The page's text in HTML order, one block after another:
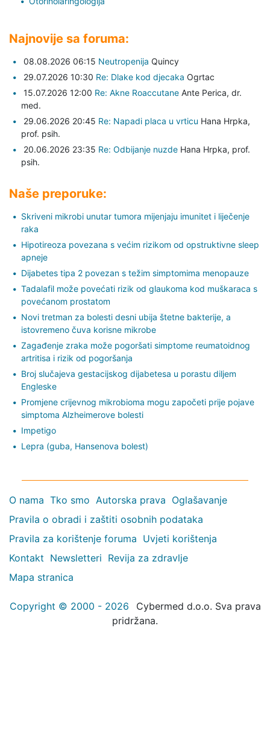
Najnovije sa foruma:
08.08.2026 06:15 Neutropenija Quincy
29.07.2026 10:30 Re: Dlake kod djecaka Ogrtac
15.07.2026 12:00 Re: Akne Roaccutane Ante Perica, dr.
med.
29.06.2026 20:45 Re: Napadi placa u vrticu Hana Hrpka,
prof. psih.
20.06.2026 23:35 Re: Odbijanje nuzde Hana Hrpka, prof.
psih.
Naše preporuke:
Skriveni mikrobi unutar tumora mijenjaju imunitet i liječenje
raka
Hipotireoza povezana s većim rizikom od opstruktivne sleep
apneje
Dijabetes tipa 2 povezan s težim simptomima menopauze
Tadalafil može povećati rizik od glaukoma kod muškaraca s
povećanom prostatom
Novi tretman za bolesti desni ubija štetne bakterije, a
istovremeno čuva korisne mikrobe
Zagađenje zraka može pogoršati simptome reumatoidnog
artritisa i rizik od pogoršanja
Broj slučajeva gestacijskog dijabetesa u porastu diljem
Engleske
Promjene crijevnog mikrobioma mogu započeti prije pojave
simptoma Alzheimerove bolesti
Impetigo
Lepra (guba, Hansenova bolest)
O nama Tko smo Autorska prava Oglašavanje
Pravila o obradi i zaštiti osobnih podataka
Pravila za korištenje foruma Uvjeti korištenja
Kontakt Newsletteri Revija za zdravlje
Mapa stranica
Copyright © 2000 - 2026
Cybermed d.o.o. Sva prava
pridržana.